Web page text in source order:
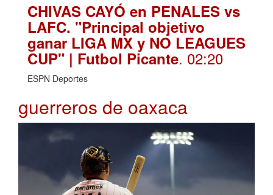
CHIVAS CAYÓ en PENALES vs
LAFC. "Principal objetivo
ganar LIGA MX y NO LEAGUES
CUP" | Futbol Picante. 02:20
ESPN Deportes
guerreros de oaxaca